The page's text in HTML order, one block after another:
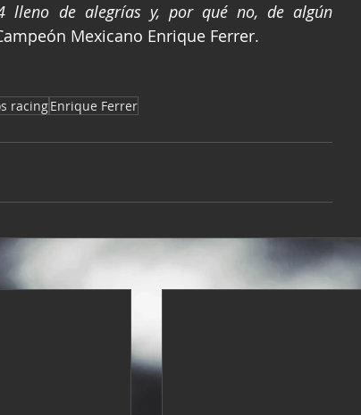
lleno de alegrías y, por qué no, de algún
Mexicano Enrique Ferrer.
racingEnrique Ferrer